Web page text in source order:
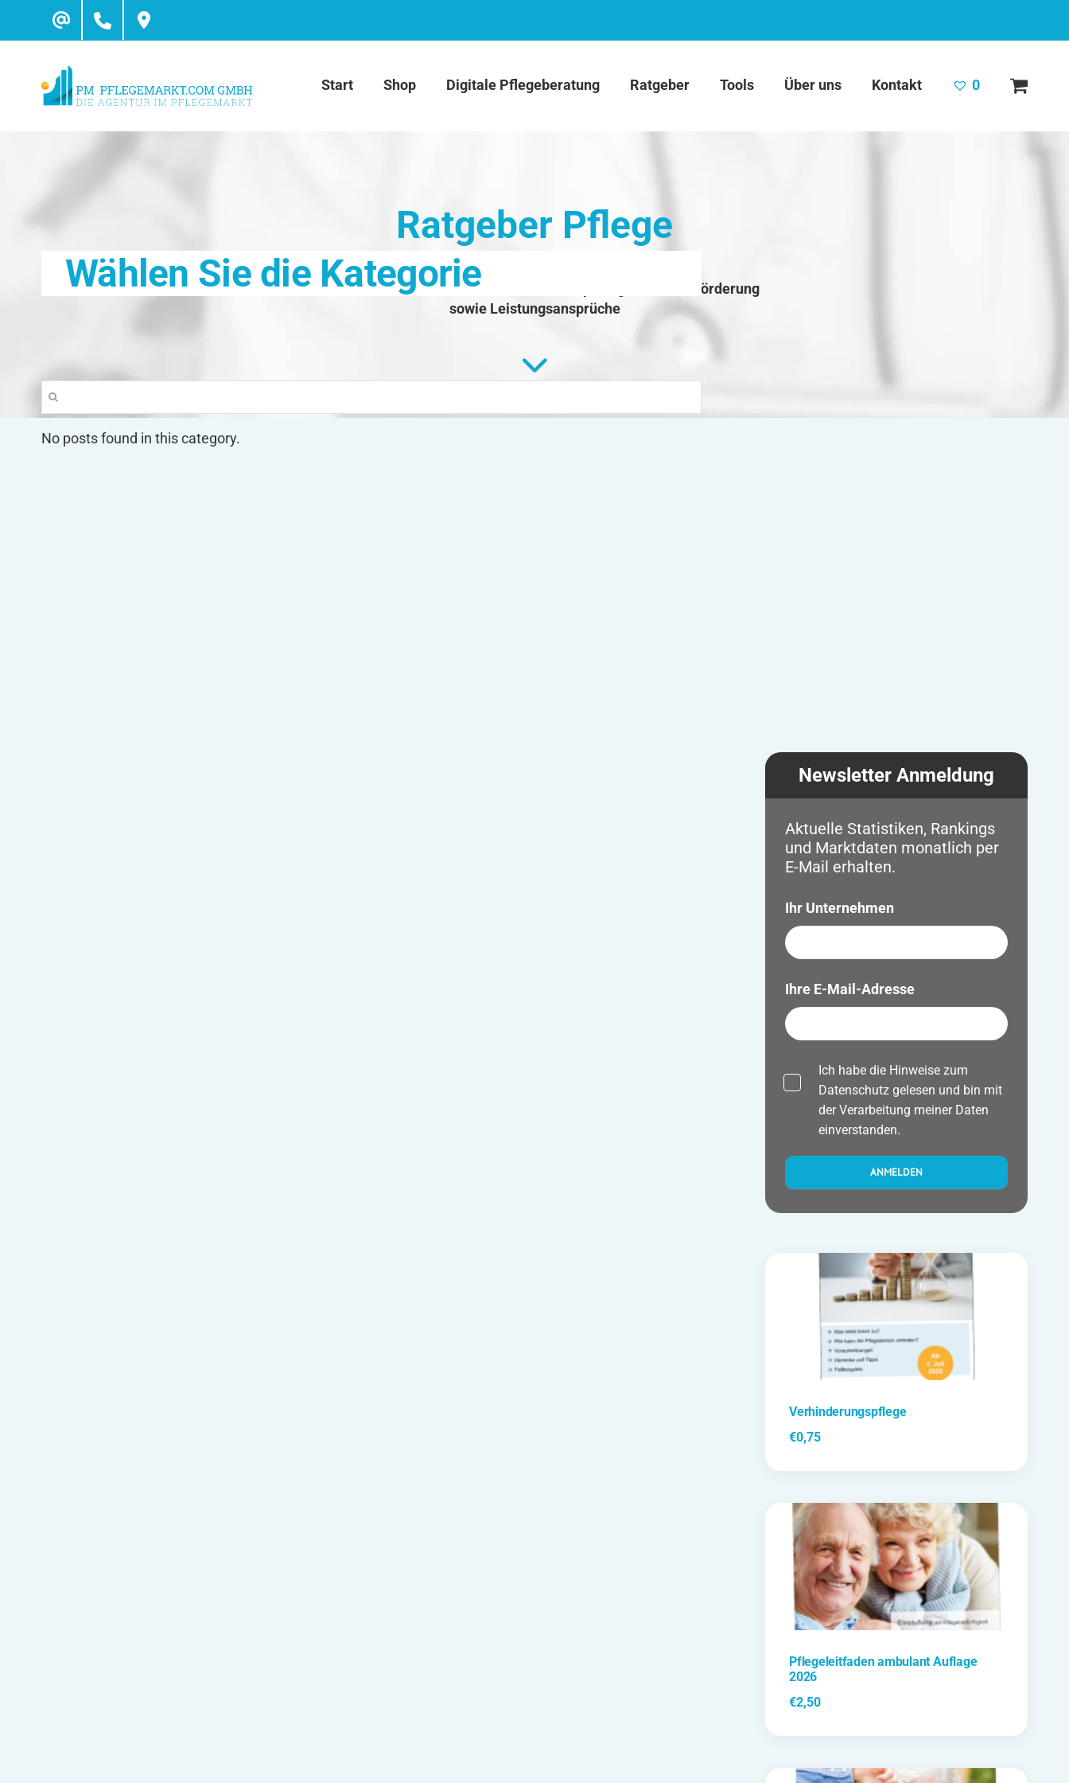
Start Shop Digitale Pflegeberatung Ratgeber Tools Über uns Kontakt 0
Ratgeber Pflege
Informationen zu Krankheitsbildern, Therapien, gesundheitsförderung
sowie Leistungsansprüche
Wählen Sie die Kategorie
nach:
No posts found in this category.
Newsletter Anmeldung
Aktuelle Statistiken, Rankings
und Marktdaten monatlich per
E-Mail erhalten.
Ihr Unternehmen
Ihre E-Mail-Adresse
Ich habe die Hinweise zum
Datenschutz gelesen und bin mit
der Verarbeitung meiner Daten
einverstanden.
Verhinderungspflege
€0,75
Pflegeleitfaden ambulant Auflage
2026
€2,50